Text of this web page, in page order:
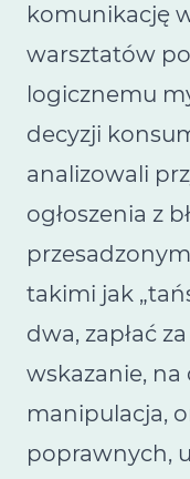
komunikację
warsztatów
logicznemu
decyzji
analizowali
ogłoszenia z
takimi jak
dwa, zapłać
wskazanie, na
manipulacja,
poprawnych,